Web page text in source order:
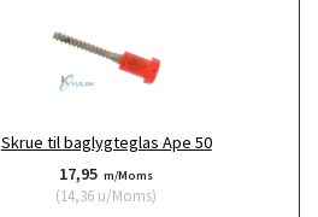
Skrue til baglygteglas Ape 50
17,95 m/Moms
(14,36 u/Moms)